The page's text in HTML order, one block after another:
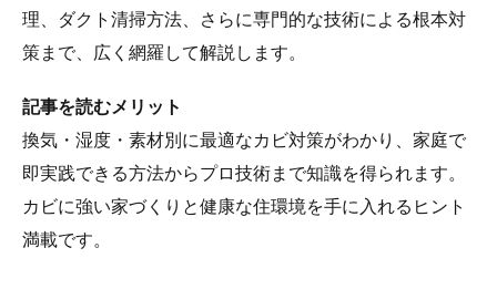
理、ダクト清掃方法、さらに専門的な技術による根本対
策まで、広く網羅して解説します。
記事を読むメリット
換気・湿度・素材別に最適なカビ対策がわかり、家庭で
即実践できる方法からプロ技術まで知識を得られます。
カビに強い家づくりと健康な住環境を手に入れるヒント
満載です。